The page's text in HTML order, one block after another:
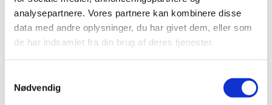
analysepartnere. Vores partnere kan kombinere disse
data med andre oplysninger, du har givet dem, eller som
de har indsamlet fra din brug af deres tjenester.
Nødvendig